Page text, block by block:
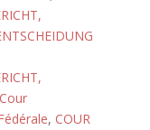
Cour
, COUR